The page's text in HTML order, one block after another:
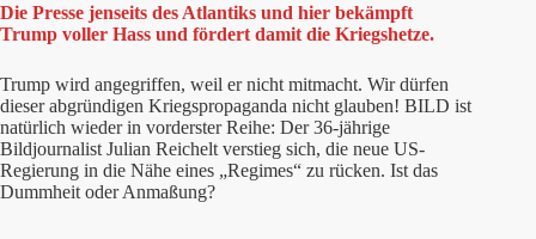
Die Presse jenseits des Atlantiks und hier bekämpft
Trump voller Hass und fördert damit die Kriegshetze.
Trump wird angegriffen, weil er nicht mitmacht. Wir dürfen
dieser abgründigen Kriegspropaganda nicht glauben! BILD ist
natürlich wieder in vorderster Reihe: Der 36-jährige
Bildjournalist Julian Reichelt verstieg sich, die neue US-
Regierung in die Nähe eines „Regimes“ zu rücken. Ist das
Dummheit oder Anmaßung?